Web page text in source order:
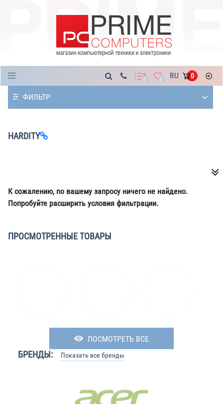
0 0 RU 0
ФИЛЬТР
HARDITY
К сожалению, по вашему запросу ничего не найдено.
Попробуйте расширить условия фильтрации.
ПРОСМОТРЕННЫЕ ТОВАРЫ
ПОСМОТРЕТЬ ВСЕ
БРЕНДЫ: Показать все бренды